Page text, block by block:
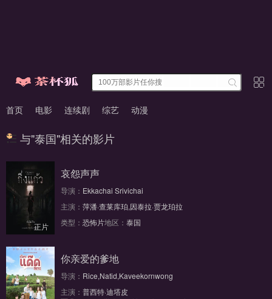
首页 电影 连续剧 综艺 动漫
与"泰国"相关的影片
正片
哀怨声声
导演： Ekkachai Srivichai
主演： 萍潘·查莱库珀,因泰拉·贾龙珀拉
类型： 恐怖片地区： 泰国
你亲爱的爹地
导演： Rice,Natid,Kaveekornwong
主演： 普西特·迪塔皮